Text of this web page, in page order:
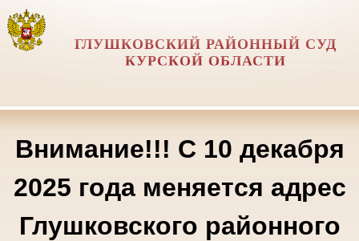
ГЛУШКОВСКИЙ РАЙОННЫЙ СУД
КУРСКОЙ ОБЛАСТИ
Внимание!!! С 10 декабря
2025 года меняется адрес
Глушковского районного